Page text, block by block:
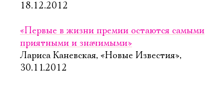
18.12.2012
«Первые в жизни премии остаются самыми
приятными и значимыми»
Лариса Каневская, «Новые Известия»,
30.11.2012